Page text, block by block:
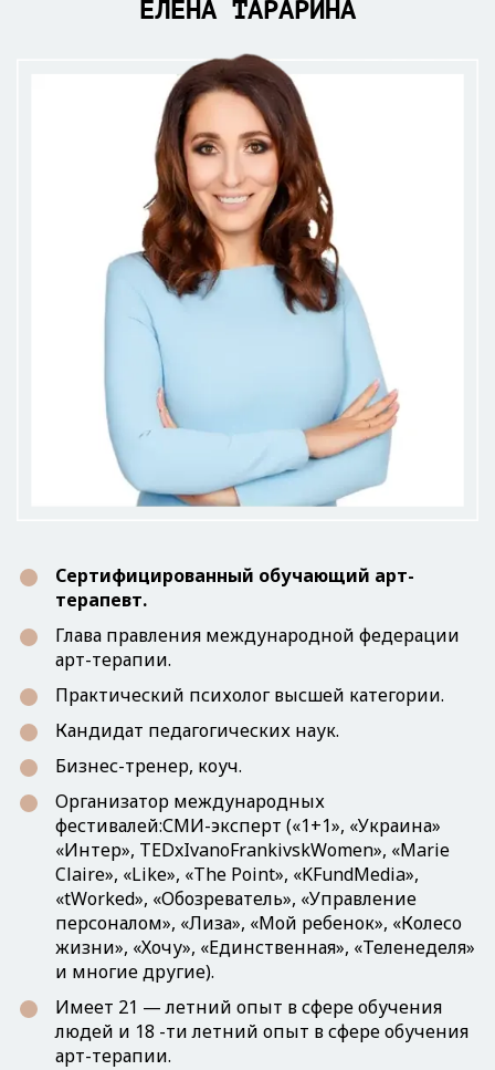
ЕЛЕНА ТАРАРИНА
Сертифицированный обучающий арт-
терапевт.
Глава правления международной федерации
арт-терапии.
Практический психолог высшей категории.
Кандидат педагогических наук.
Бизнес-тренер, коуч.
Организатор международных
фестивалей:СМИ-эксперт («1+1», «Украина»
«Интер», TEDxIvanoFrankivskWomen», «Marie
Claire», «Like», «The Point», «KFundMedia»,
«tWorked», «Обозреватель», «Управление
персоналом», «Лиза», «Мой ребенок», «Колесо
жизни», «Хочу», «Единственная», «Теленеделя»
и многие другие).
Имеет 21 — летний опыт в сфере обучения
людей и 18 -ти летний опыт в сфере обучения
арт-терапии.